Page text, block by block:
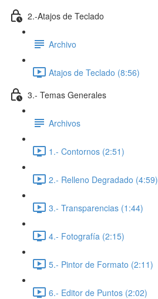
2.-Atajos de Teclado
Archivo
Atajos de Teclado (8:56)
3.- Temas Generales
Archivos
1.- Contornos (2:51)
2.- Relleno Degradado (4:59)
3.- Transparencias (1:44)
4.- Fotografía (2:15)
5.- Pintor de Formato (2:11)
6.- Editor de Puntos (2:02)